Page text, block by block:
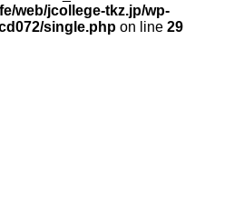
web/jcollege-tkz.jp/wp-
single.php on line 29